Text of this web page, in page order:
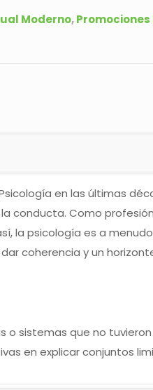
Moderno,
en las últimas
conducta. Como
la psicología es a
coherencia y un
sistemas que no
en explicar conjuntos